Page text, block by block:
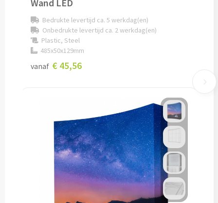
Lunch
Lunchboxen bedrukken
Lunchbekers bedrukken
Pepermunt bedrukken
Snoeppotten bedrukken
Wand LED
Bedrukte levertijd ca. 5 werkdag(en)
Onbedrukte levertijd ca. 2 werkdag(en)
Plastic, Steel
485x50x129mm
vanaf € 45,56